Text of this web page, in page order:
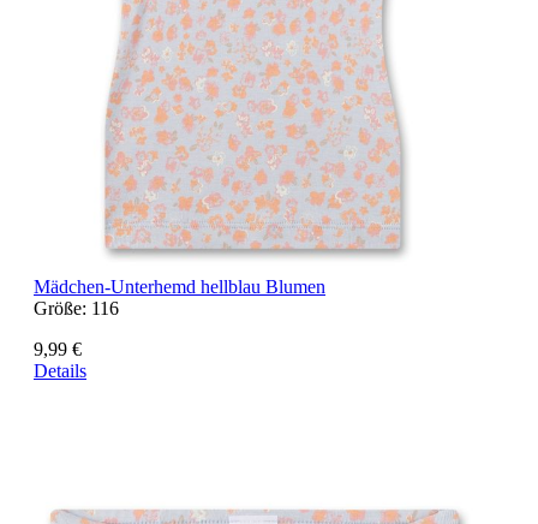
Mädchen-Unterhemd hellblau Blumen
Größe: 116
9,99 €
Details